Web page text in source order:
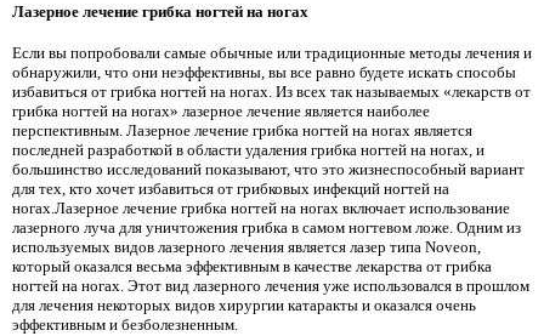
Лазерное лечение грибка ногтей на ногах
Если вы попробовали самые обычные или традиционные методы лечения и
обнаружили, что они неэффективны, вы все равно будете искать способы
избавиться от грибка ногтей на ногах. Из всех так называемых «лекарств от
грибка ногтей на ногах» лазерное лечение является наиболее
перспективным. Лазерное лечение грибка ногтей на ногах является
последней разработкой в ​​области удаления грибка ногтей на ногах, и
большинство исследований показывают, что это жизнеспособный вариант
для тех, кто хочет избавиться от грибковых инфекций ногтей на
ногах.Лазерное лечение грибка ногтей на ногах включает использование
лазерного луча для уничтожения грибка в самом ногтевом ложе. Одним из
используемых видов лазерного лечения является лазер типа Noveon,
который оказался весьма эффективным в качестве лекарства от грибка
ногтей на ногах. Этот вид лазерного лечения уже использовался в прошлом
для лечения некоторых видов хирургии катаракты и оказался очень
эффективным и безболезненным.